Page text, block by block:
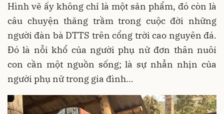
Hình vẽ ấy không chỉ là một sản phẩm, đó còn là
câu chuyện thăng trầm trong cuộc đời những
người đàn bà DTTS trên cổng trời cao nguyên đá.
Đó là nỗi khổ của người phụ nữ đơn thân nuôi
con cần một nguồn sống; là sự nhẫn nhịn của
người phụ nữ trong gia đình…